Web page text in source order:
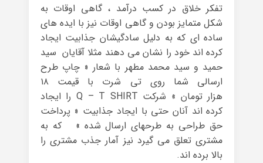
تفکر خلاق در کسب درآمد ، گاهی اوقات به
شکل متمایز بودن و گاهی اوقات نیز با ایده های
ساده ای که به دلیل سادگیشان جذابیت ایجاد
کرده اند خود را نشان می دهند مثلا آقایان سید
حمید و سید محمد مطهر با شعار « چاپ طرح
ارسالی شما روی تی شرت با قیمت ۱۸
هزار تومان » شرکت Q – T SHIRT را ایجاد
کرده اند آنان حتی با ایجاد جذابیت « پرداخت
حق طراحی به طرحهای ارسال شده » که به
مشتری تعلق می گیرد نیز آمار جذب مشتری را
بالا برده اند.